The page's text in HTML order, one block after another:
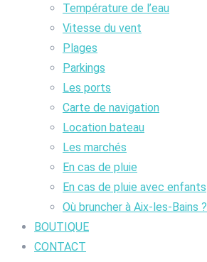
Température de l’eau
Vitesse du vent
Plages
Parkings
Les ports
Carte de navigation
Location bateau
Les marchés
En cas de pluie
En cas de pluie avec enfants
Où bruncher à Aix-les-Bains ?
BOUTIQUE
CONTACT